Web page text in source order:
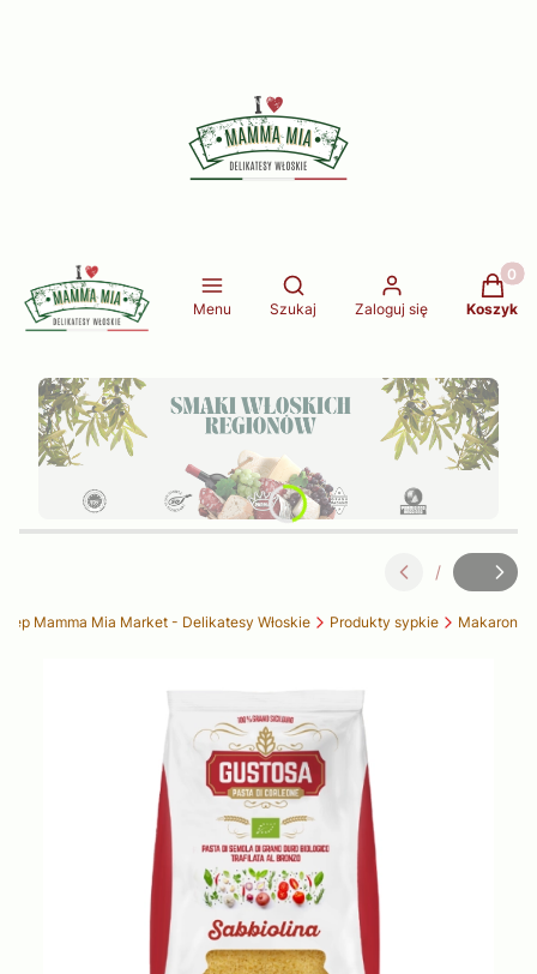
Menu
Otwórz wyszukiwarkę
Szukaj Zaloguj się Koszyk
Slajd
/
z
Mamma Mia Market - Delikatesy Włoskie Produkty sypkie Makaron